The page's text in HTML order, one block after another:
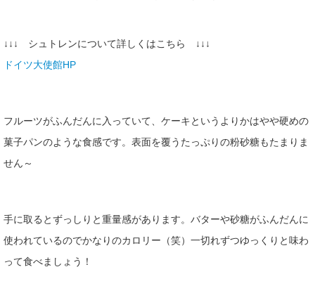
↓↓↓ シュトレンについて詳しくはこちら ↓↓↓
ドイツ大使館HP
フルーツがふんだんに入っていて、ケーキというよりかはやや硬めの
菓子パンのような食感です。表面を覆うたっぷりの粉砂糖もたまりま
せん～
手に取るとずっしりと重量感があります。バターや砂糖がふんだんに
使われているのでかなりのカロリー（笑）一切れずつゆっくりと味わ
って食べましょう！